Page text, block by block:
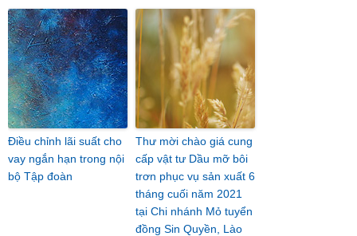
Điều chỉnh lãi suất cho
vay ngắn hạn trong nội
bộ Tập đoàn
Thư mời chào giá cung
cấp vật tư Dầu mỡ bôi
trơn phục vụ sản xuất 6
tháng cuối năm 2021
tại Chi nhánh Mỏ tuyển
đồng Sin Quyền, Lào